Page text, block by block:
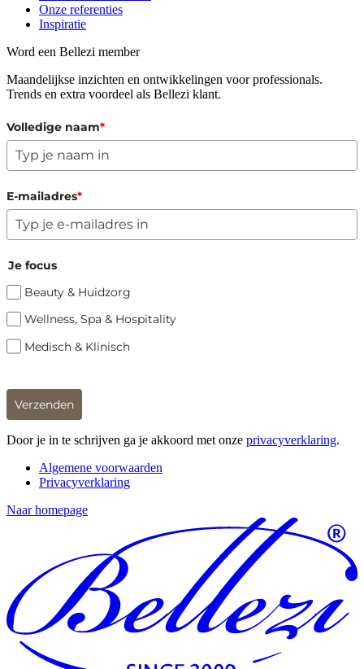
Onze referenties
Inspiratie
Word een Bellezi member
Maandelijkse inzichten en ontwikkelingen voor professionals.
Trends en extra voordeel als Bellezi klant.
Volledige naam*
E-mailadres*
Je focus
Beauty & Huidzorg
Wellness, Spa & Hospitality
Medisch & Klinisch
Verzenden
Door je in te schrijven ga je akkoord met onze privacyverklaring.
Algemene voorwaarden
Privacyverklaring
Naar homepage